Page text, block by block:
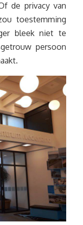
de privacy van
toestemming
bleek niet te
persoon